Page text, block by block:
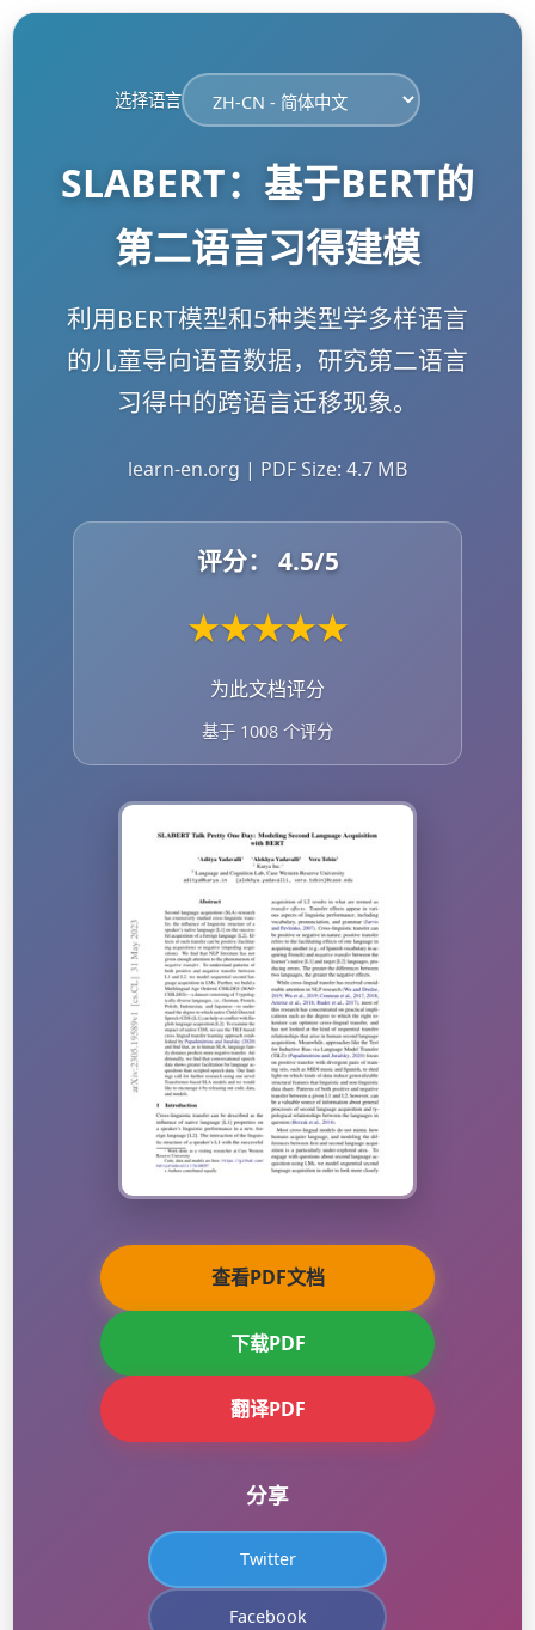
选择语言
SLABERT：基于BERT的
第二语言习得建模
利用BERT模型和5种类型学多样语言
的儿童导向语音数据，研究第二语言
习得中的跨语言迁移现象。
learn-en.org | PDF Size: 4.7 MB
评分： 4.5/5
★★★★★
为此文档评分
基于 1008 个评分
查看PDF文档
下载PDF
翻译PDF
分享
Twitter
Facebook